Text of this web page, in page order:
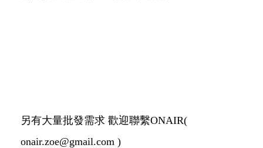
另有大量批發需求 歡迎聯繫ONAIR(
onair.zoe@gmail.com )